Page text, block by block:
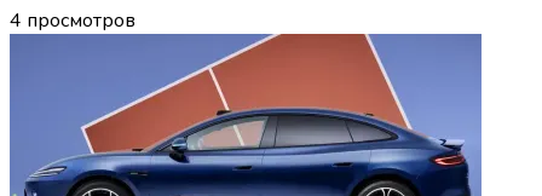
4 просмотров